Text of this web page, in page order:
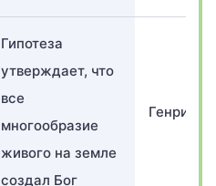
Гипотеза
утверждает, что
все
многообразие
живого на земле
создал Бог
Генри